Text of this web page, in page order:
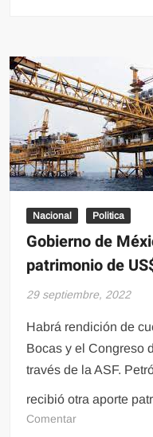
México
es
país
más
mortal
del
mundo
para
los
activistas
según
un
Nacional Politica
Gobierno de
patrimonio de
29 septiembre, 2022
Habrá rendición de
Bocas y el Congreso
través de la ASF.
recibió otra aporte
Comentaren